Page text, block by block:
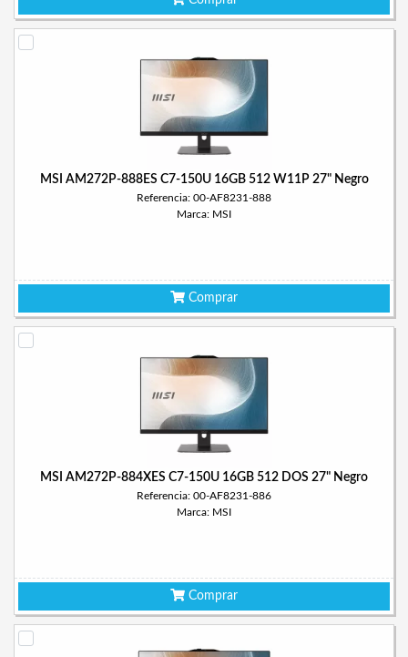
MSI AM272P-888ES C7-150U 16GB 512 W11P 27" Negro
Referencia: 00-AF8231-888
Marca: MSI
Comprar
MSI AM272P-884XES C7-150U 16GB 512 DOS 27" Negro
Referencia: 00-AF8231-886
Marca: MSI
Comprar